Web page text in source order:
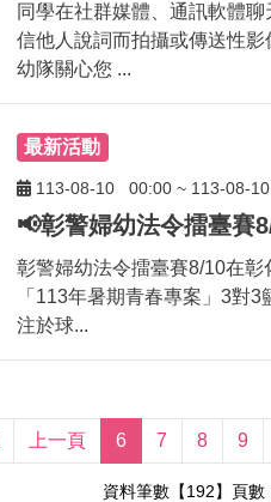
同學在社群媒體、通訊軟體
信他人說詞而拍攝或傳送性
幼隊關心您 ...
最新活動
113-08-10 00:00~ 113-08-10
📢彰警婦幼法令擂臺賽
彰警婦幼法令擂臺賽8/10在
「113年暑期青春專案」3對
注於球...
上一頁 6 7 8 9
資料筆數【192】頁數